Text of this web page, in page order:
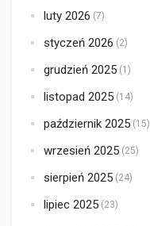
luty 2026 (7)
styczeń 2026 (2)
grudzień 2025 (1)
listopad 2025 (14)
październik 2025 (15)
wrzesień 2025 (25)
sierpień 2025 (24)
lipiec 2025 (23)